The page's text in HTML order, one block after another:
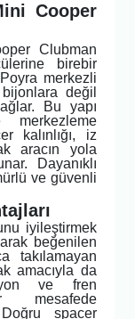
Cooper
Clubman
birebir
merkezli
değil
Bu yapı
kalınlığı, iz
aracın yola
Dayanıklı
ve güvenli
iyileştirmek
beğenilen
takılamayan
amacıyla da
ve fren
mesafede
Doğru spacer